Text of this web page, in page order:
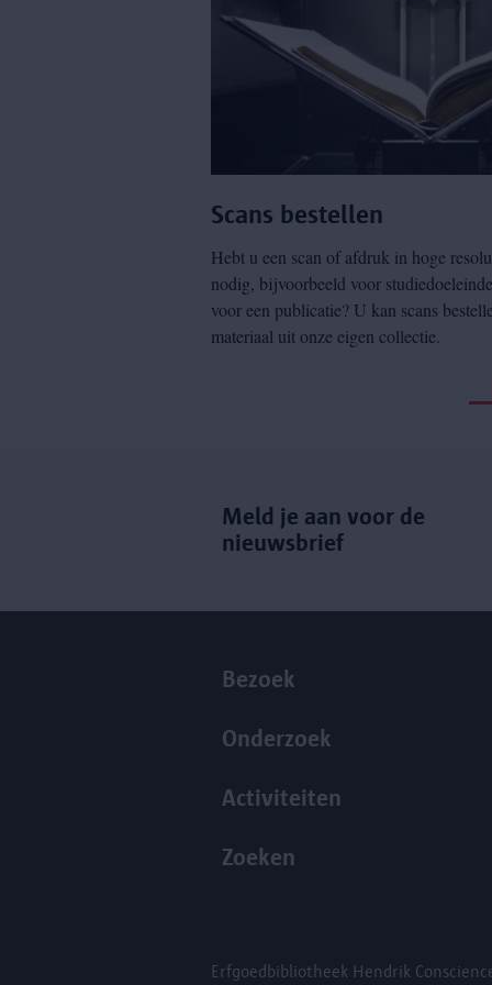
Scans bestellen
Hebt u een scan of afdruk in hoge
nodig, bijvoorbeeld voor
voor een publicatie? U kan scans
materiaal uit onze eigen collectie.
Meld je aan voor de
nieuwsbrief
Bezoek
Onderzoek
Activiteiten
Zoeken
Erfgoedbibliotheek Hendrik